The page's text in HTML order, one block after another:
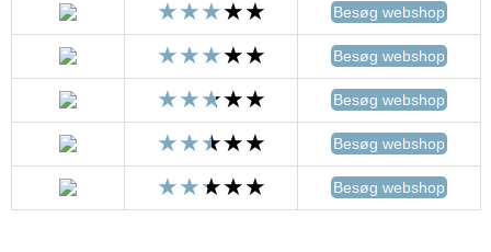
Besøg webshop
Besøg webshop
Besøg webshop
Besøg webshop
Besøg webshop